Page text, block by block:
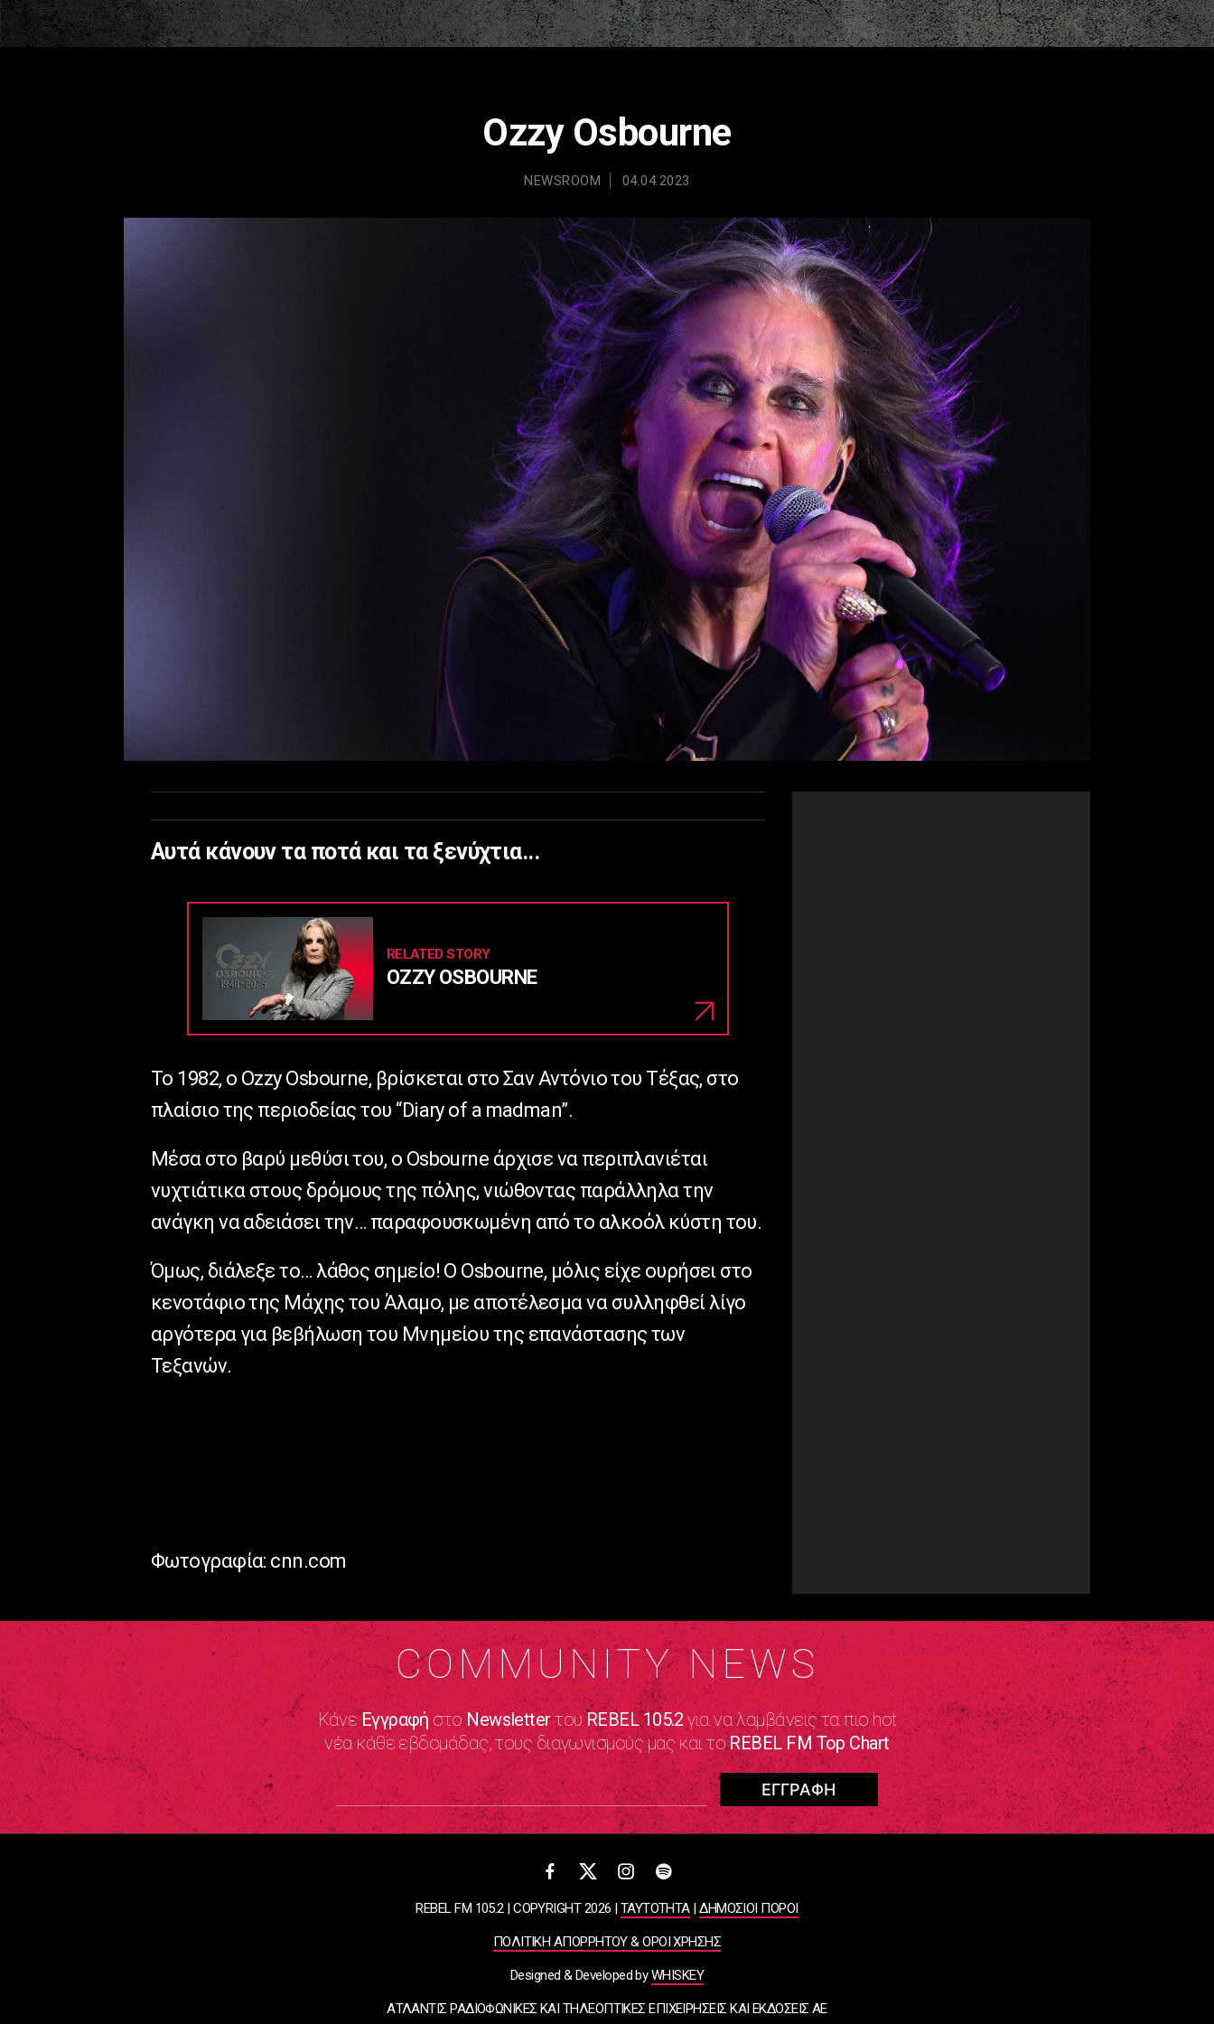
Ozzy Osbourne
NEWSROOM 04.04.2023
Αυτά κάνουν τα ποτά και τα ξενύχτια...
RELATED STORY
OZZY OSBOURNE
Το 1982, ο Ozzy Osbourne, βρίσκεται στο Σαν Αντόνιο του Τέξας, στo
πλαίσιo της περιοδείας του “Diary of a madman”.
Μέσα στο βαρύ μεθύσι του, ο Osbourne άρχισε να περιπλανιέται
νυχτιάτικα στους δρόμους της πόλης, νιώθοντας παράλληλα την
ανάγκη να αδειάσει την… παραφουσκωμένη από το αλκοόλ κύστη του.
Όμως, διάλεξε το… λάθος σημείο! Ο Osbourne, μόλις είχε ουρήσει στο
κενοτάφιο της Μάχης του Άλαμο, με αποτέλεσμα να συλληφθεί λίγο
αργότερα για βεβήλωση του Μνημείου της επανάστασης των
Τεξανών.
Φωτογραφία: cnn.com
COMMUNITY NEWS
ΚάνεΕγγραφή στο Newsletter τουREBEL 105.2 για να λαμβάνεις τα πιο hot
νέα κάθε εβδομάδας, τους διαγωνισμούς μας και τοREBEL FM Top Chart
REBEL FM 105.2 | COPYRIGHT 2026 |ΤΑΥΤΟΤΗΤΑ|ΔΗΜΟΣΙΟΙ ΠΟΡΟΙ
ΠΟΛΙΤΙΚΗ ΑΠΟΡΡΗΤΟΥ & ΟΡΟΙ ΧΡΗΣΗΣ
Designed & Developed byWHISKEY
ΑΤΛΑΝΤΙΣ ΡΑΔΙΟΦΩΝΙΚΕΣ ΚΑΙ ΤΗΛΕΟΠΤΙΚΕΣ ΕΠΙΧΕΙΡΗΣΕΙΣ ΚΑΙ ΕΚΔΟΣΕΙΣ ΑΕ